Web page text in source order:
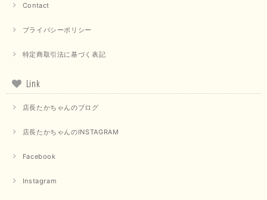
Contact
プライバシーポリシー
特定商取引法に基づく表記
Link
店長たかちゃんのブログ
店長たかちゃんのINSTAGRAM
Facebook
Instagram